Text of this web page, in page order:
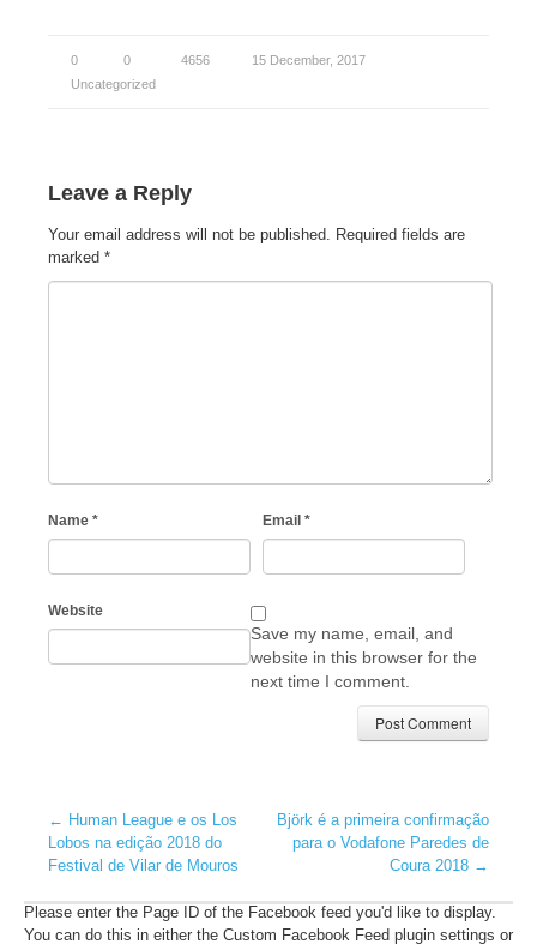
0 0 4656
15 December, 2017
Uncategorized
Leave a Reply
Your email address will not be published. Required fields are
marked *
Name * Email *
Website
Save my name, email, and
website in this browser for the
next time I comment.
← Human League e os Los
Lobos na edição 2018 do
Festival de Vilar de Mouros
Björk é a primeira confirmação
para o Vodafone Paredes de
Coura 2018 →
Please enter the Page ID of the Facebook feed you'd like to display.
You can do this in either the Custom Facebook Feed plugin settings or